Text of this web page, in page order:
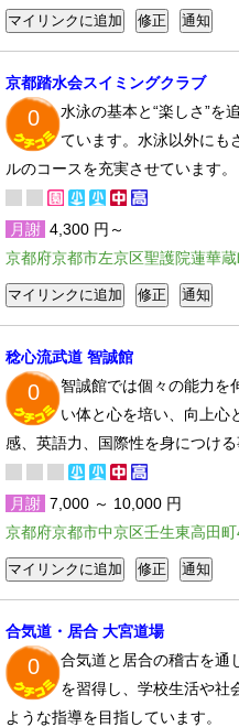
京都踏水会スイミングクラブ
0
水泳の基本と“楽しさ”を
ています。水泳以外にも
ルのコースを充実させています。
月謝 4,300 円～
京都府京都市左京区聖護院蓮華
稔心流武道 智誠館
0
智誠館では個々の能力を
い体と心を培い、向上心
感、英語力、国際性を身につける
月謝 7,000 ～ 10,000 円
京都府京都市中京区壬生東高田
合気道・居合 大宮道場
0
合気道と居合の稽古を通
を習得し、学校生活や社
ような指導を目指しています。